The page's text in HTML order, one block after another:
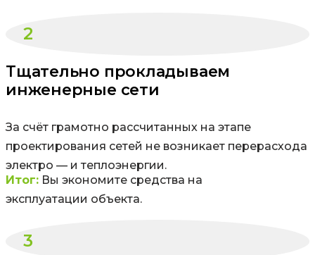
2
Тщательно прокладываем
инженерные сети
За счёт грамотно рассчитанных на этапе
проектирования сетей не возникает перерасхода
электро — и теплоэнергии.
Итог: Вы экономите средства на
эксплуатации объекта.
3